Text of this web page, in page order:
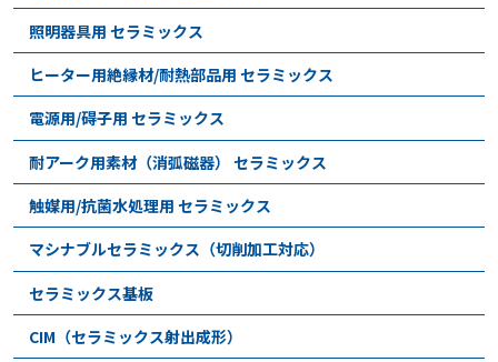
照明器具用 セラミックス
ヒーター用絶縁材/耐熱部品用 セラミックス
電源用/碍子用 セラミックス
耐アーク用素材（消弧磁器） セラミックス
触媒用/抗菌水処理用 セラミックス
マシナブルセラミックス（切削加工対応）
セラミックス基板
CIM（セラミックス射出成形）